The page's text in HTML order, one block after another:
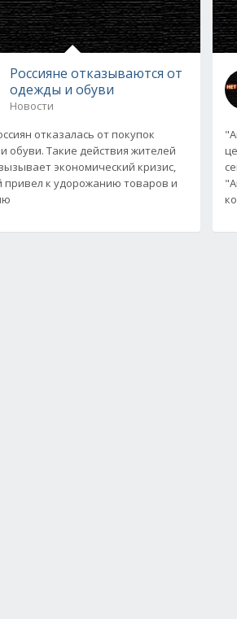
Россияне отказываются от
одежды и обуви
Новости
отказалась от покупок
обуви. Такие действия жителей
экономический кризис,
привел к удорожанию товаров и